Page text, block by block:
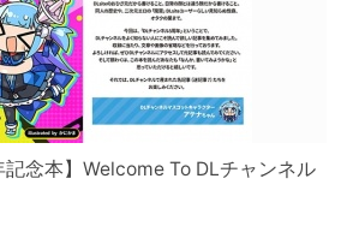
記念本】Welcome To DLチャンネル